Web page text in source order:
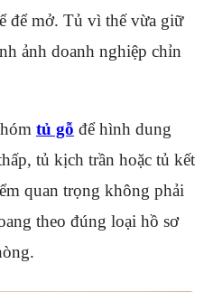
để mở. Tủ vì thế vừa giữ
ảnh doanh nghiệp chỉn
tủ gỗ để hình dung
tủ kịch trần hoặc tủ kết
quan trọng không phải
theo đúng loại hồ sơ